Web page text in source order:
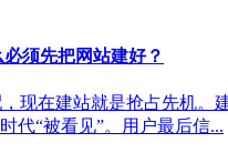
须先把网站建好？
现在建站就是抢占先机。
代“被看见”。用户最后信...